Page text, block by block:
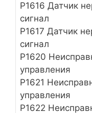
Р1616 Датчик
сигнал
Р1617 Датчик
сигнал
Р1620
управления
Р1621
управления
Р1622